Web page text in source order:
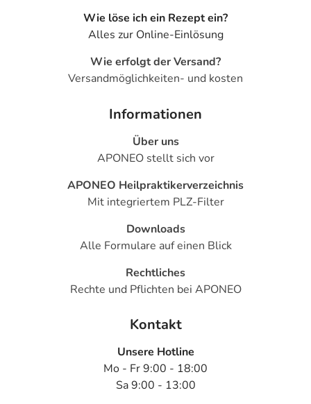
Wie löse ich ein Rezept ein?
Alles zur Online-Einlösung
Wie erfolgt der Versand?
Versandmöglichkeiten- und kosten
Informationen
Über uns
APONEO stellt sich vor
APONEO Heilpraktikerverzeichnis
Mit integriertem PLZ-Filter
Downloads
Alle Formulare auf einen Blick
Rechtliches
Rechte und Pflichten bei APONEO
Kontakt
Unsere Hotline
Mo - Fr 9:00 - 18:00
Sa 9:00 - 13:00